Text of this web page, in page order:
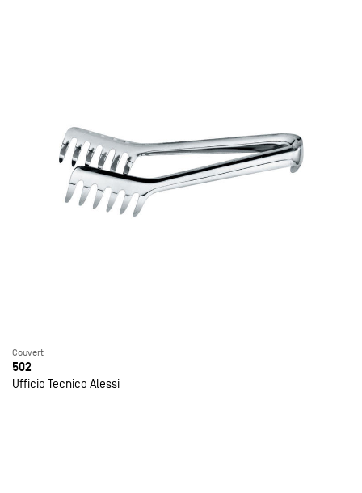
Couvert
502
Ufficio Tecnico Alessi